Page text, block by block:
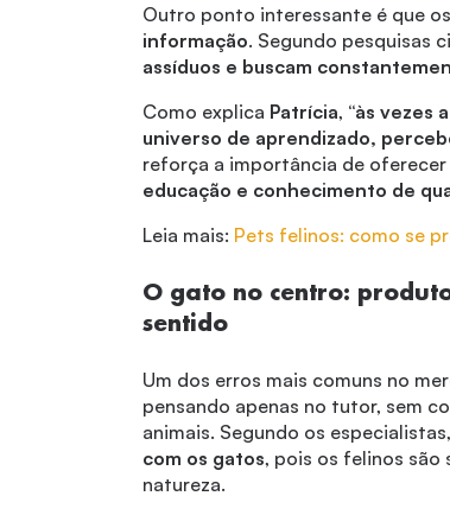
Outro ponto interessante é que
informação. Segundo pesquisas
assíduos e buscam
Como explica Patrícia, “às vezes
universo de aprendizado,
reforça a importância de
educação e conhecimento de
Leia mais: Pets felinos: como se
O gato no centro:
sentido
Um dos erros mais comuns no
pensando apenas no tutor, sem
animais. Segundo os especialistas,
com os gatos, pois os felinos são
natureza.